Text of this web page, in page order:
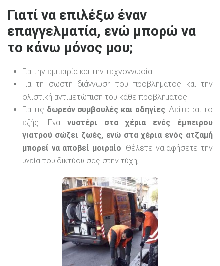
Γιατί να επιλέξω έναν
επαγγελματία, ενώ μπορώ να
το κάνω μόνος μου;
Για την εμπειρία και την τεχνογνωσία.
Για τη σωστή διάγνωση του προβλήματος και την
ολιστική αντιμετώπιση του κάθε προβλήματος.
Για τις δωρεάν συμβουλές και οδηγίες. Δείτε και το
εξής: Ένα νυστέρι στα χέρια ενός έμπειρου
γιατρού σώζει ζωές, ενώ στα χέρια ενός ατζαμή
μπορεί να αποβεί μοιραίο. Θέλετε να αφήσετε την
υγεία του δικτύου σας στην τύχη;